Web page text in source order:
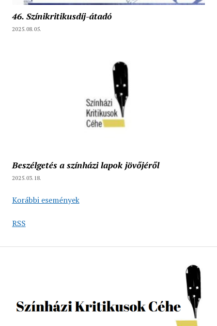
46. Színikritikusdíj-átadó
2025.08.05.
Beszélgetés a színházi lapok jövőjéről
2025.03.18.
Korábbi események
RSS